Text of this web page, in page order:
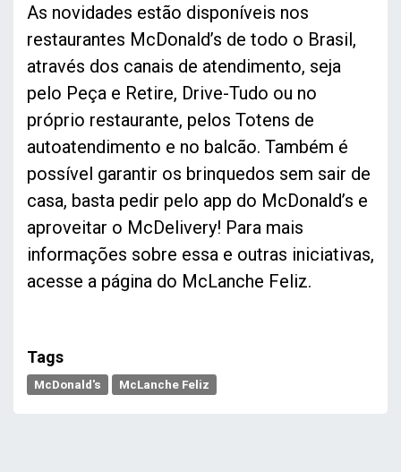
As novidades estão disponíveis nos
restaurantes McDonald’s de todo o Brasil,
através dos canais de atendimento, seja
pelo Peça e Retire, Drive-Tudo ou no
próprio restaurante, pelos Totens de
autoatendimento e no balcão. Também é
possível garantir os brinquedos sem sair de
casa, basta pedir pelo app do McDonald’s e
aproveitar o McDelivery! Para mais
informações sobre essa e outras iniciativas,
acesse a página do McLanche Feliz.
Tags
McDonald's McLanche Feliz